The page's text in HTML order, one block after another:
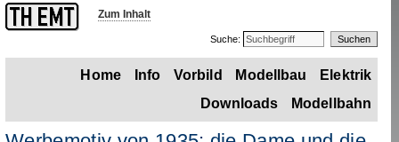
Zum Inhalt
Suche:
Home Info Vorbild Modellbau
Elektrik
Downloads
Modellbahn